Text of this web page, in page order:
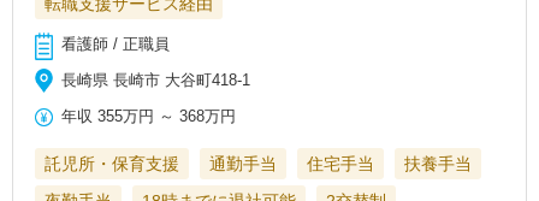
看護師 / 正職員
長崎県 長崎市 大谷町418-1
年収 355万円 ～368万円
託児所・保育支援 通勤手当 住宅手当
扶養手当